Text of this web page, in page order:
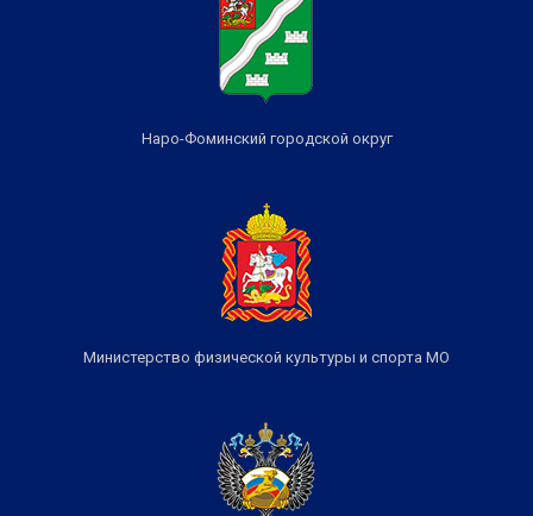
Наро-Фоминский городской округ
Министерство физической культуры и спорта МО